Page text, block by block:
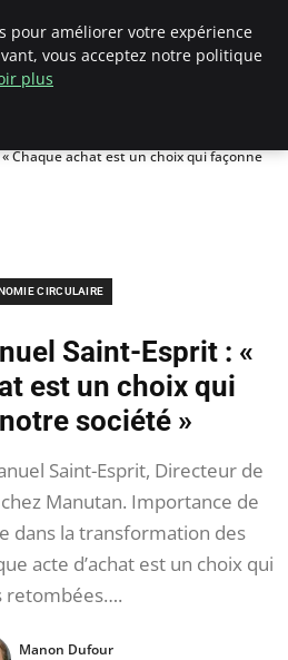
Chaque achat est un choix qui façonne
CIRCULAIRE
Saint-Esprit : «
est un choix qui
société »
Saint-Esprit, Directeur de
Manutan. Importance de
dans la transformation des
acte d’achat est un choix qui
retombées….
Manon Dufour
pour améliorer votre expérience
vous acceptez notre politique
plus